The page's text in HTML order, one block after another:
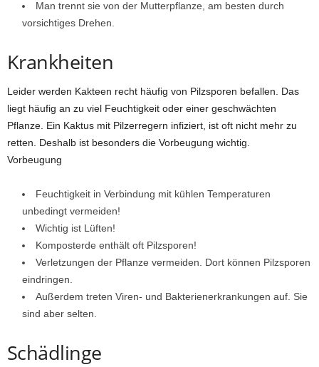
Man trennt sie von der Mutterpflanze, am besten durch
vorsichtiges Drehen.
Krankheiten
Leider werden Kakteen recht häufig von Pilzsporen befallen. Das
liegt häufig an zu viel Feuchtigkeit oder einer geschwächten
Pflanze. Ein Kaktus mit Pilzerregern infiziert, ist oft nicht mehr zu
retten. Deshalb ist besonders die Vorbeugung wichtig.
Vorbeugung
Feuchtigkeit in Verbindung mit kühlen Temperaturen
unbedingt vermeiden!
Wichtig ist Lüften!
Komposterde enthält oft Pilzsporen!
Verletzungen der Pflanze vermeiden. Dort können Pilzsporen
eindringen.
Außerdem treten Viren- und Bakterienerkrankungen auf. Sie
sind aber selten.
Schädlinge